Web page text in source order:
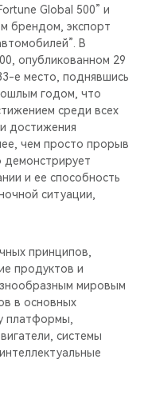
Global 500” и
брендом, экспорт
В
опубликованном 29
е место, поднявшись
годом, что
среди всех
достижения
чем просто прорыв
демонстрирует
и ее способность
ситуации,
принципов,
продуктов и
мировым
в основных
платформы,
системы